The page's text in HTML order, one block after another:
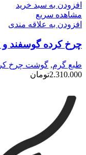
افزودن به سبد خرید
مشاهده سریع
افزودن به علاقه مندی
چرخ کرده گوسفند
طبع گرم, گوشت چرخ
2.310.000تومان